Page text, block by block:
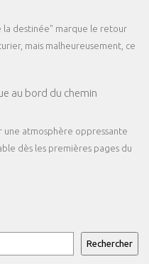
la destinée" marque le retour
mais malheureusement, ce
au bord du chemin
une atmosphère oppressante
dès les premières pages du
Rechercher